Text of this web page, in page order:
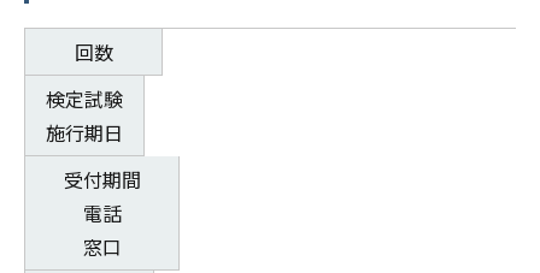
回数
検定試験
施行期日
受付期間
電話
窓口